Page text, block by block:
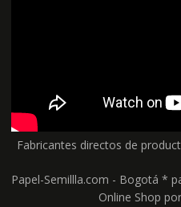
Fabricantes directos de
Papel-Semillla.com - Bogotá *
Online Shop por